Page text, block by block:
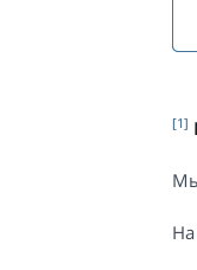
[1]